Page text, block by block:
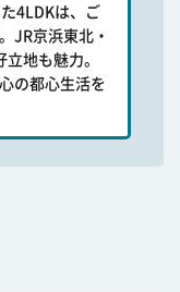
4LDKは、ご
JR京浜東北・
地も魅力。
の都心生活を